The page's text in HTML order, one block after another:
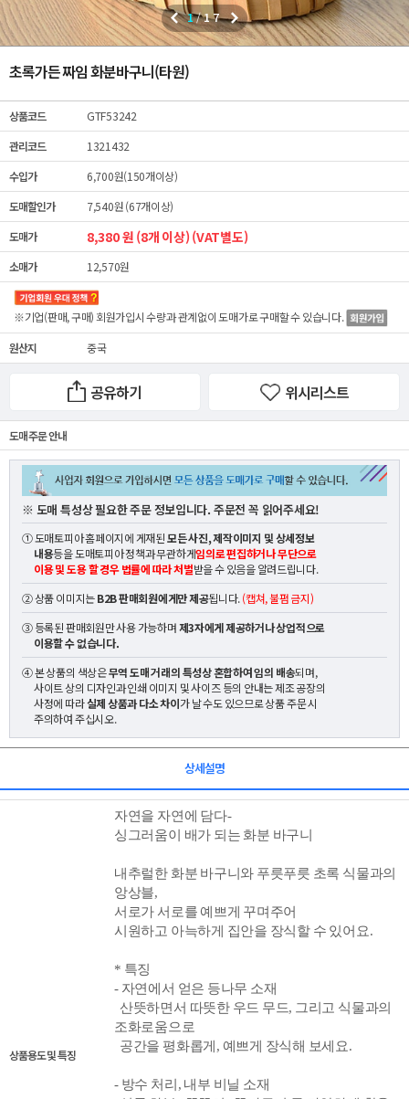
1/17
초록가든 짜임 화분바구니(타원)
상품코드
GTF53242
관리코드
1321432
수입가
6,700원(150개이상)
도매할인가
7,540원 (67개이상)
도매가
8,380 원 (8개 이상) (VAT별도)
소매가 12,570원
※기업(판매, 구매) 회원가입시 수량과 관계없이도매가로 구매할 수 있습니다.
원산지 중국
공유하기 위시리스트
도매 주문 안내
※ 도매 특성상 필요한 주문 정보입니다. 주문전 꼭 읽어주세요!
① 도매토피아 홈페이지에 게재된모든 사진, 제작이미지 및 상세정보
내용등을 도매토피아 정책과 무관하게임의로 편집하거나 무단으로
이용 및 도용 할 경우 법률에 따라 처벌받을 수 있음을 알려드립니다.
② 상품 이미지는B2B 판매회원에게만 제공됩니다.(캡쳐, 불펌 금지)
③ 등록된 판매회원만 사용 가능하며제3자에게 제공하거나 상업적으로
이용할 수 없습니다.
④ 본 상품의 색상은무역 도매 거래의 특성상 혼합하여 임의 배송되며,
사이트 상의 디자인과 인쇄 이미지 및 사이즈 등의 안내는 제조 공장의
사정에 따라실제 상품과 다소 차이가 날 수도 있으므로 상품 주문 시
주의하여 주십시오.
상세설명
상품용도 및 특징
자연을 자연에 담다-
싱그러움이 배가 되는 화분 바구니
내추럴한 화분 바구니와 푸릇푸릇 초록 식물과의
앙상블,
서로가 서로를 예쁘게 꾸며주어
시원하고 아늑하게 집안을 장식할 수 있어요.
* 특징
- 자연에서 얻은 등나무 소재
산뜻하면서 따뜻한 우드 무드, 그리고 식물과의
조화로움으로
공간을 평화롭게, 예쁘게 장식해 보세요.
- 방수 처리, 내부 비닐 소재